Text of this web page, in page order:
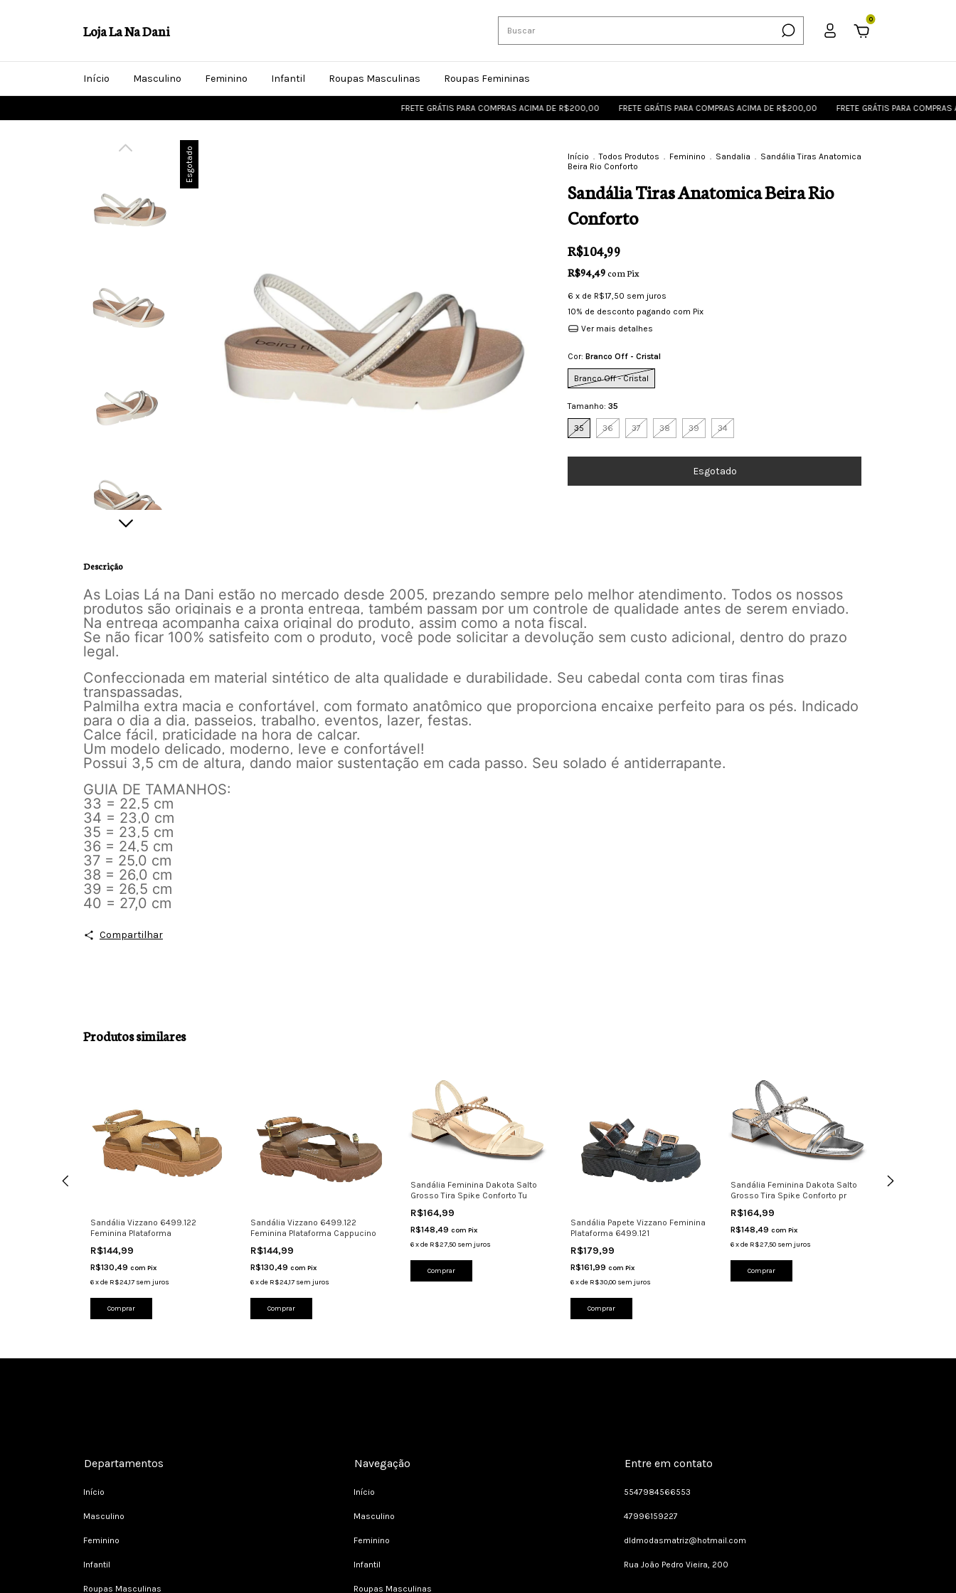
Loja La Na Dani
0
Início Masculino Feminino Infantil Roupas Masculinas Roupas Femininas
FRETE GRÁTIS PARA COMPRAS ACIMA DE R$200,00 FRETE GRÁTIS PARA COMPRAS ACIMA DE R$200,00 FRETE GRÁTIS PARA COMPRAS
Esgotado Início . Todos Produtos . Feminino . Sandalia . Sandália Tiras Anatomica
Beira Rio Conforto
Sandália Tiras Anatomica Beira Rio
Conforto
R$104,99
R$94,49comPix
6 x de R$17,50 sem juros
10% de desconto pagando com Pix
Ver mais detalhes
Cor: Branco Off - Cristal
Branco Off - Cristal
Tamanho: 35
35 36 37 38 39 34
Descrição
As Lojas Lá na Dani estão no mercado desde 2005, prezando sempre pelo melhor atendimento. Todos os nossos
produtos são originais e a pronta entrega, também passam por um controle de qualidade antes de serem enviado.
Na entrega acompanha caixa original do produto, assim como a nota fiscal.
Se não ficar 100% satisfeito com o produto, você pode solicitar a devolução sem custo adicional, dentro do prazo
legal.
Confeccionada em material sintético de alta qualidade e durabilidade. Seu cabedal conta com tiras finas
transpassadas,
Palmilha extra macia e confortável, com formato anatômico que proporciona encaixe perfeito para os pés. Indicado
para o dia a dia, passeios, trabalho, eventos, lazer, festas.
Calce fácil, praticidade na hora de calçar.
Um modelo delicado, moderno, leve e confortável!
Possui 3,5 cm de altura, dando maior sustentação em cada passo. Seu solado é antiderrapante.
GUIA DE TAMANHOS:
33 = 22,5 cm
34 = 23,0 cm
35 = 23,5 cm
36 = 24,5 cm
37 = 25,0 cm
38 = 26,0 cm
39 = 26,5 cm
40 = 27,0 cm
Compartilhar
Produtos similares
Sandália Vizzano 6499.122
Feminina Plataforma
R$144,99
R$130,49 com Pix
6xde R$24,17 sem juros
Comprar
Sandália Vizzano 6499.122
Feminina Plataforma Cappucino
R$144,99
R$130,49 com Pix
6xde R$24,17 sem juros
Comprar
Sandália Feminina Dakota Salto
Grosso Tira Spike Conforto Tu
R$164,99
R$148,49 com Pix
6xde R$27,50 sem juros
Comprar
Sandália Papete Vizzano Feminina
Plataforma 6499.121
R$179,99
R$161,99 com Pix
6xde R$30,00 sem juros
Comprar
Sandália Feminina Dakota Salto
Grosso Tira Spike Conforto pr
R$164,99
R$148,49 com Pix
6xde R$27,50 sem juros
Comprar
Departamentos
Início
Masculino
Feminino
Infantil
Roupas Masculinas
Navegação
Início
Masculino
Feminino
Infantil
Roupas Masculinas
Entre em contato
5547984566553
47996159227
dldmodasmatriz@hotmail.com
Rua João Pedro Vieira, 200